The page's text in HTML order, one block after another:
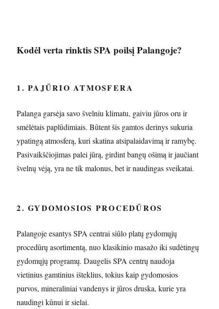
Kodėl verta rinktis SPA poilsį Palangoje?
1. PAJŪRIO ATMOSFERA
Palanga garsėja savo švelniu klimatu, gaiviu jūros oru ir
smėlėtais paplūdimiais. Būtent šis gamtos derinys sukuria
ypatingą atmosferą, kuri skatina atsipalaidavimą ir ramybę.
Pasivaikščiojimas palei jūrą, girdint bangų ošimą ir jaučiant
švelnų vėją, yra ne tik malonus, bet ir naudingas sveikatai.
2. GYDOMOSIOS PROCEDŪROS
Palangoje esantys SPA centrai siūlo platų gydomųjų
procedūrų asortimentą, nuo klasikinio masažo iki sudėtingų
gydomųjų programų. Daugelis SPA centrų naudoja
vietinius gamtinius išteklius, tokius kaip gydomosios
purvos, mineraliniai vandenys ir jūros druska, kurie yra
naudingi kūnui ir sielai.